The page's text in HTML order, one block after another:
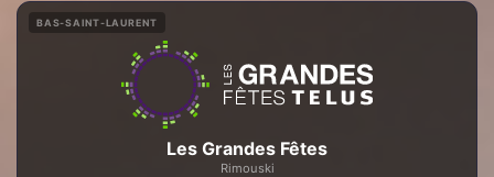
BAS-SAINT-LAURENT
Les Grandes Fêtes
Rimouski